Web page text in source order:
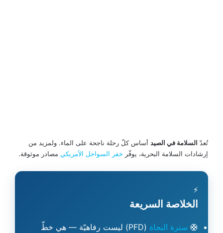
تُعدّ السلامة في الصيد أساس كلّ رحلة ناجحة على الماء. ولمزيد من
إرشادات السلامة البحرية، يوفّر خفر السواحل الأمريكي مصادر موثوقة.
⚡
الخلاصة السريعة
🛟 سترة النجاة
(PFD) ليست رفاهيّة — هي خطّ